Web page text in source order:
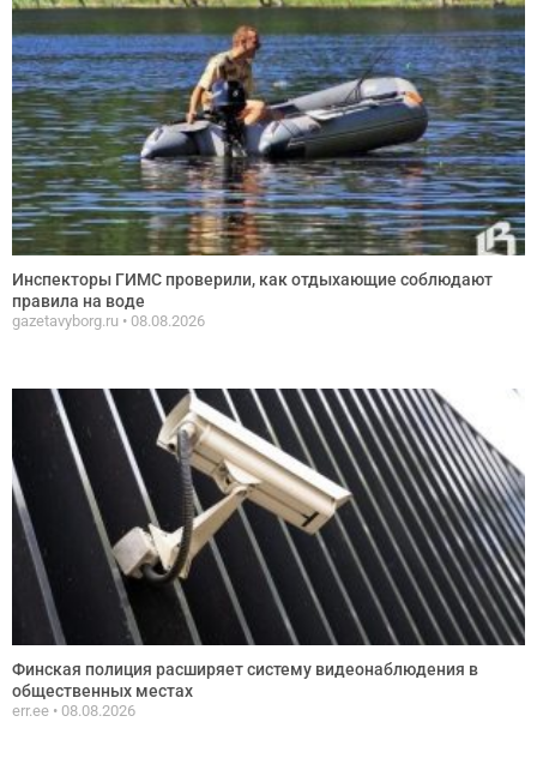
Инспекторы ГИМС проверили, как отдыхающие соблюдают
правила на воде
gazetavyborg.ru 08.08.2026
Финская полиция расширяет систему видеонаблюдения в
общественных местах
err.ee 08.08.2026